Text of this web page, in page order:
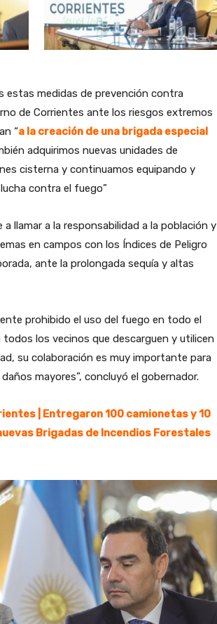
estas medidas de prevención contra
de Corrientes ante los riesgos extremos
“a la creación de una brigada especial
adquirimos nuevas unidades de
cisterna y continuamos equipando y
contra el fuego”
llamar a la responsabilidad a la población y
en campos con los Índices de Peligro
ante la prolongada sequía y altas
prohibido el uso del fuego en todo el
los vecinos que descarguen y utilicen
su colaboración es muy importante para
mayores”, concluyó el gobernador.
| Entregaron 100 camionetas y 10
Brigadas de Incendios Forestales